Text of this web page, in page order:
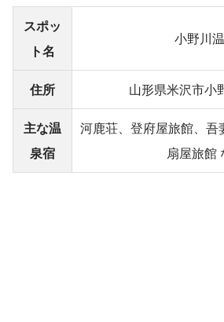
スポッ
ト名
小野川
住所 山形県米沢市小
主な温
泉宿
河鹿荘、登府屋旅館、吾
扇屋旅館